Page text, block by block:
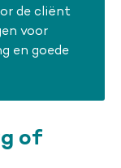
de cliënt
voor
en goede
of